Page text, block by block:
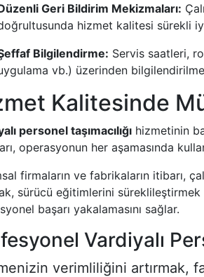
Geri Bildirim Mekizmaları:
hizmet kalitesi sürekli
Bilgilendirme: Servis saatleri,
vb.) üzerinden
Kalitesinde
personel taşımacılığı hizmetinin
operasyonun her aşamasında
firmaların ve fabrikaların itibarı,
sürücü eğitimlerini süreklileştirmek
başarı yakalamasını sağlar.
Vardiyalı
verimliliğini artırmak,